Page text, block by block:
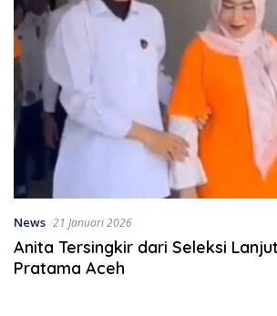
News 21 Januari 2026
Anita Tersingkir dari Seleksi
Pratama Aceh